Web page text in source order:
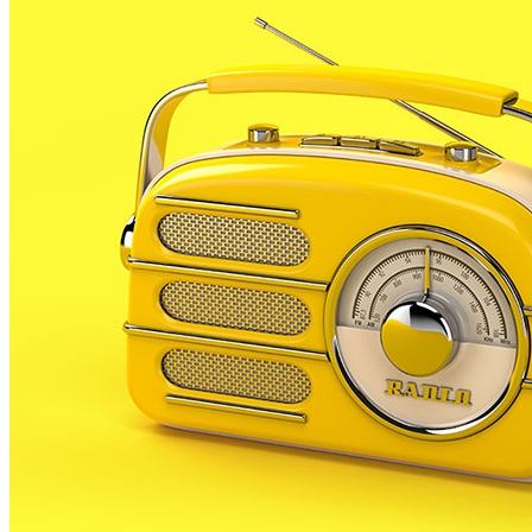
Un cop entri en vigor, determinades actituds seran
normativa és la de preservar l’espai públic, per la
sobre monuments o edificis catalogats, la multa
A partir d’ara no et perdis res. Rep